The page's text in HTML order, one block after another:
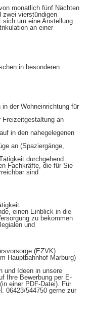
monatlich fünf Nächten
zwei vierstündigen
sich um eine Anstellung
an einer
in besonderen
der Wohneinrichtung für
an
in den nahegelegenen
an (Spaziergänge,
durchgehend
Fachkräfte, die für Sie
sind
einen Einblick in die
zu bekommen
und
(EZVK)
Hauptbahnhof Marburg)
und Ideen in unsere
Ihre Bewerbung per E-
(in einer PDF-Datei). Für
06423/544750 gerne zur